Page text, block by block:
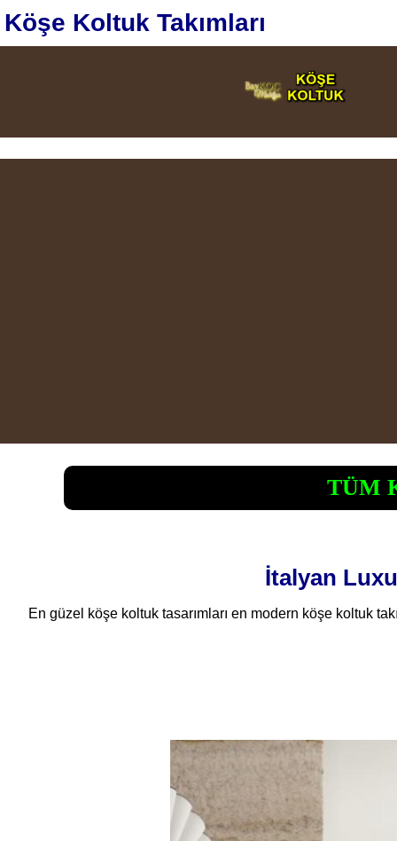
Köşe Koltuk Takımları
TÜM
İtalyan
En güzel köşe koltuk tasarımları en modern köşe koltuk